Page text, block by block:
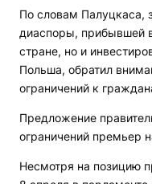
По словам Палуцкаса,
диаспоры, прибывшей
стране, но и
Польша, обратил
ограничений к
Предложение
ограничений премьер
Несмотря на позицию